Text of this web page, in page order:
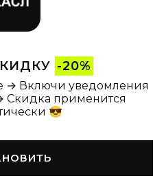
-20%
→ Включи уведомления
Скидка применится
😎
Новости Профиль